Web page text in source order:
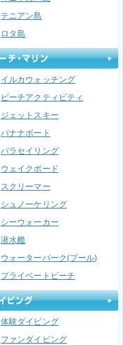
テニアン島
ロタ島
イルカウォッチング
ビーチアクティビティ
ジェットスキー
バナナボート
パラセイリング
ウェイクボード
スクリーマー
シュノーケリング
シーウォーカー
潜水艦
ウォーターパーク(プール)
プライベートビーチ
体験ダイビング
ファンダイビング